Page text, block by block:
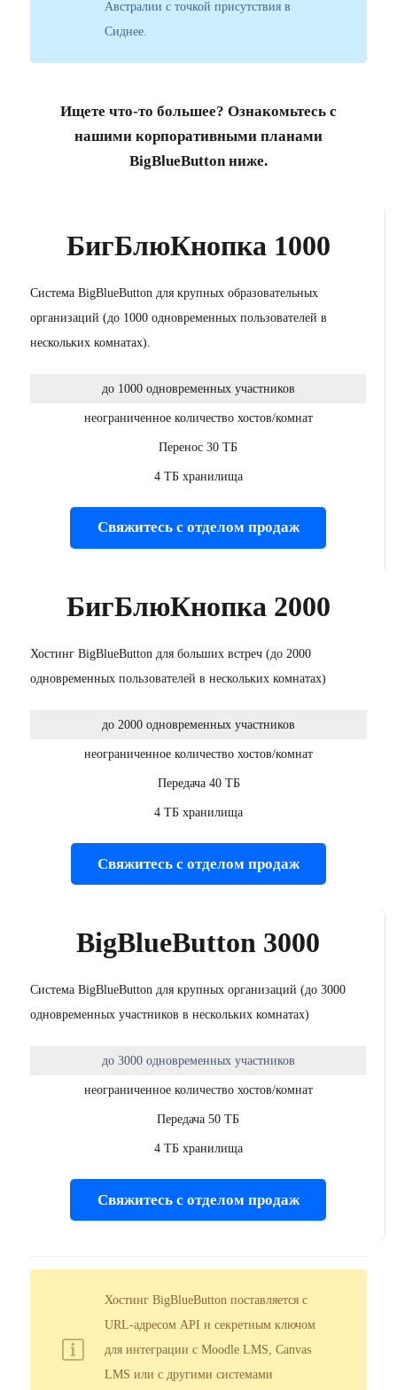
Австралии с точкой присутствия в
Сиднее.
Ищете что-то большее? Ознакомьтесь с
нашими корпоративными планами
BigBlueButton ниже.
БигБлюКнопка 1000
Система BigBlueButton для крупных образовательных
организаций (до 1000 одновременных пользователей в
нескольких комнатах).
до 1000 одновременных участников
неограниченное количество хостов/комнат
Перенос 30 ТБ
4 ТБ хранилища
Свяжитесь с отделом продаж
БигБлюКнопка 2000
Хостинг BigBlueButton для больших встреч (до 2000
одновременных пользователей в нескольких комнатах)
до 2000 одновременных участников
неограниченное количество хостов/комнат
Передача 40 ТБ
4 ТБ хранилища
Свяжитесь с отделом продаж
BigBlueButton 3000
Система BigBlueButton для крупных организаций (до 3000
одновременных участников в нескольких комнатах)
до 3000 одновременных участников
неограниченное количество хостов/комнат
Передача 50 ТБ
4 ТБ хранилища
Свяжитесь с отделом продаж
Хостинг BigBlueButton поставляется с
URL-адресом API и секретным ключом
для интеграции с Moodle LMS, Canvas
LMS или с другими системами